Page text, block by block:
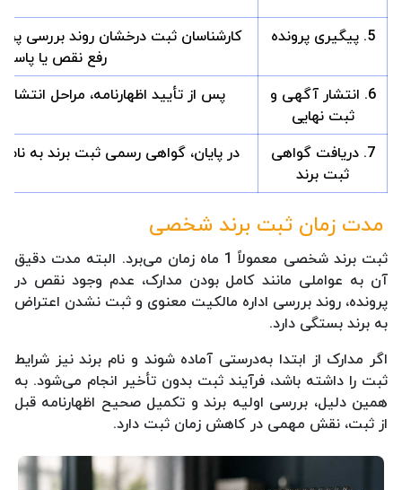
5. پیگیری پرونده
کارشناسان ثبت درخشان روند بررسی
رفع نقص یا پاسخ
6. انتشار آگهی و
ثبت نهایی
پس از تأیید اظهارنامه، مراحل
7. دریافت گواهی
ثبت برند
در پایان، گواهی رسمی ثبت برند به نام
مدت زمان ثبت برند شخصی
ثبت برند شخصی معمولاً 1 ماه زمان می‌برد. البته مدت دقیق
آن به عواملی مانند کامل بودن مدارک، عدم وجود نقص در
پرونده، روند بررسی اداره مالکیت معنوی و ثبت نشدن اعتراض
به برند بستگی دارد.
اگر مدارک از ابتدا به‌درستی آماده شوند و نام برند نیز شرایط
ثبت را داشته باشد، فرآیند ثبت بدون تأخیر انجام می‌شود. به
همین دلیل، بررسی اولیه برند و تکمیل صحیح اظهارنامه قبل
از ثبت، نقش مهمی در کاهش زمان ثبت دارد.